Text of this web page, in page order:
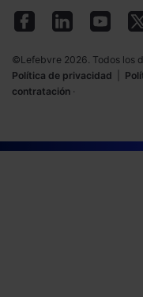
©Lefebvre 2026. Todos los
Política de privacidad
contratación ·